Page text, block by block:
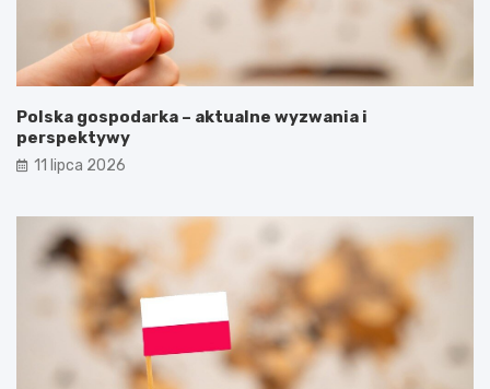
Polska gospodarka – aktualne wyzwania i
perspektywy
11 lipca 2026